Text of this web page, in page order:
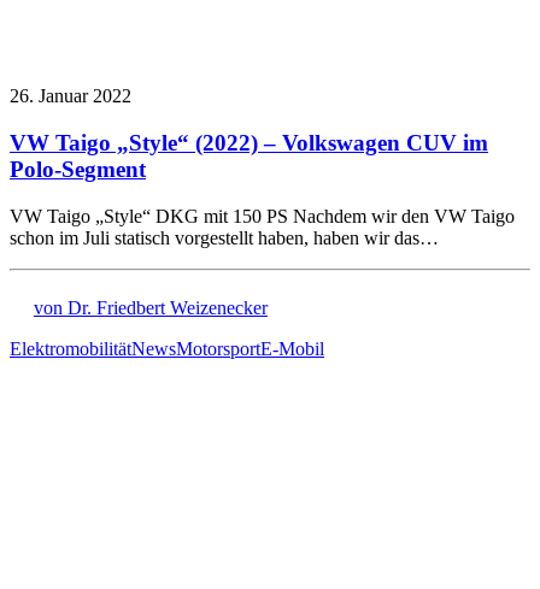
26. Januar 2022
VW Taigo „Style“ (2022) – Volkswagen CUV im
Polo-Segment
VW Taigo „Style“ DKG mit 150 PS Nachdem wir den VW Taigo
schon im Juli statisch vorgestellt haben, haben wir das…
von Dr. Friedbert Weizenecker
ElektromobilitätNewsMotorsportE-Mobil